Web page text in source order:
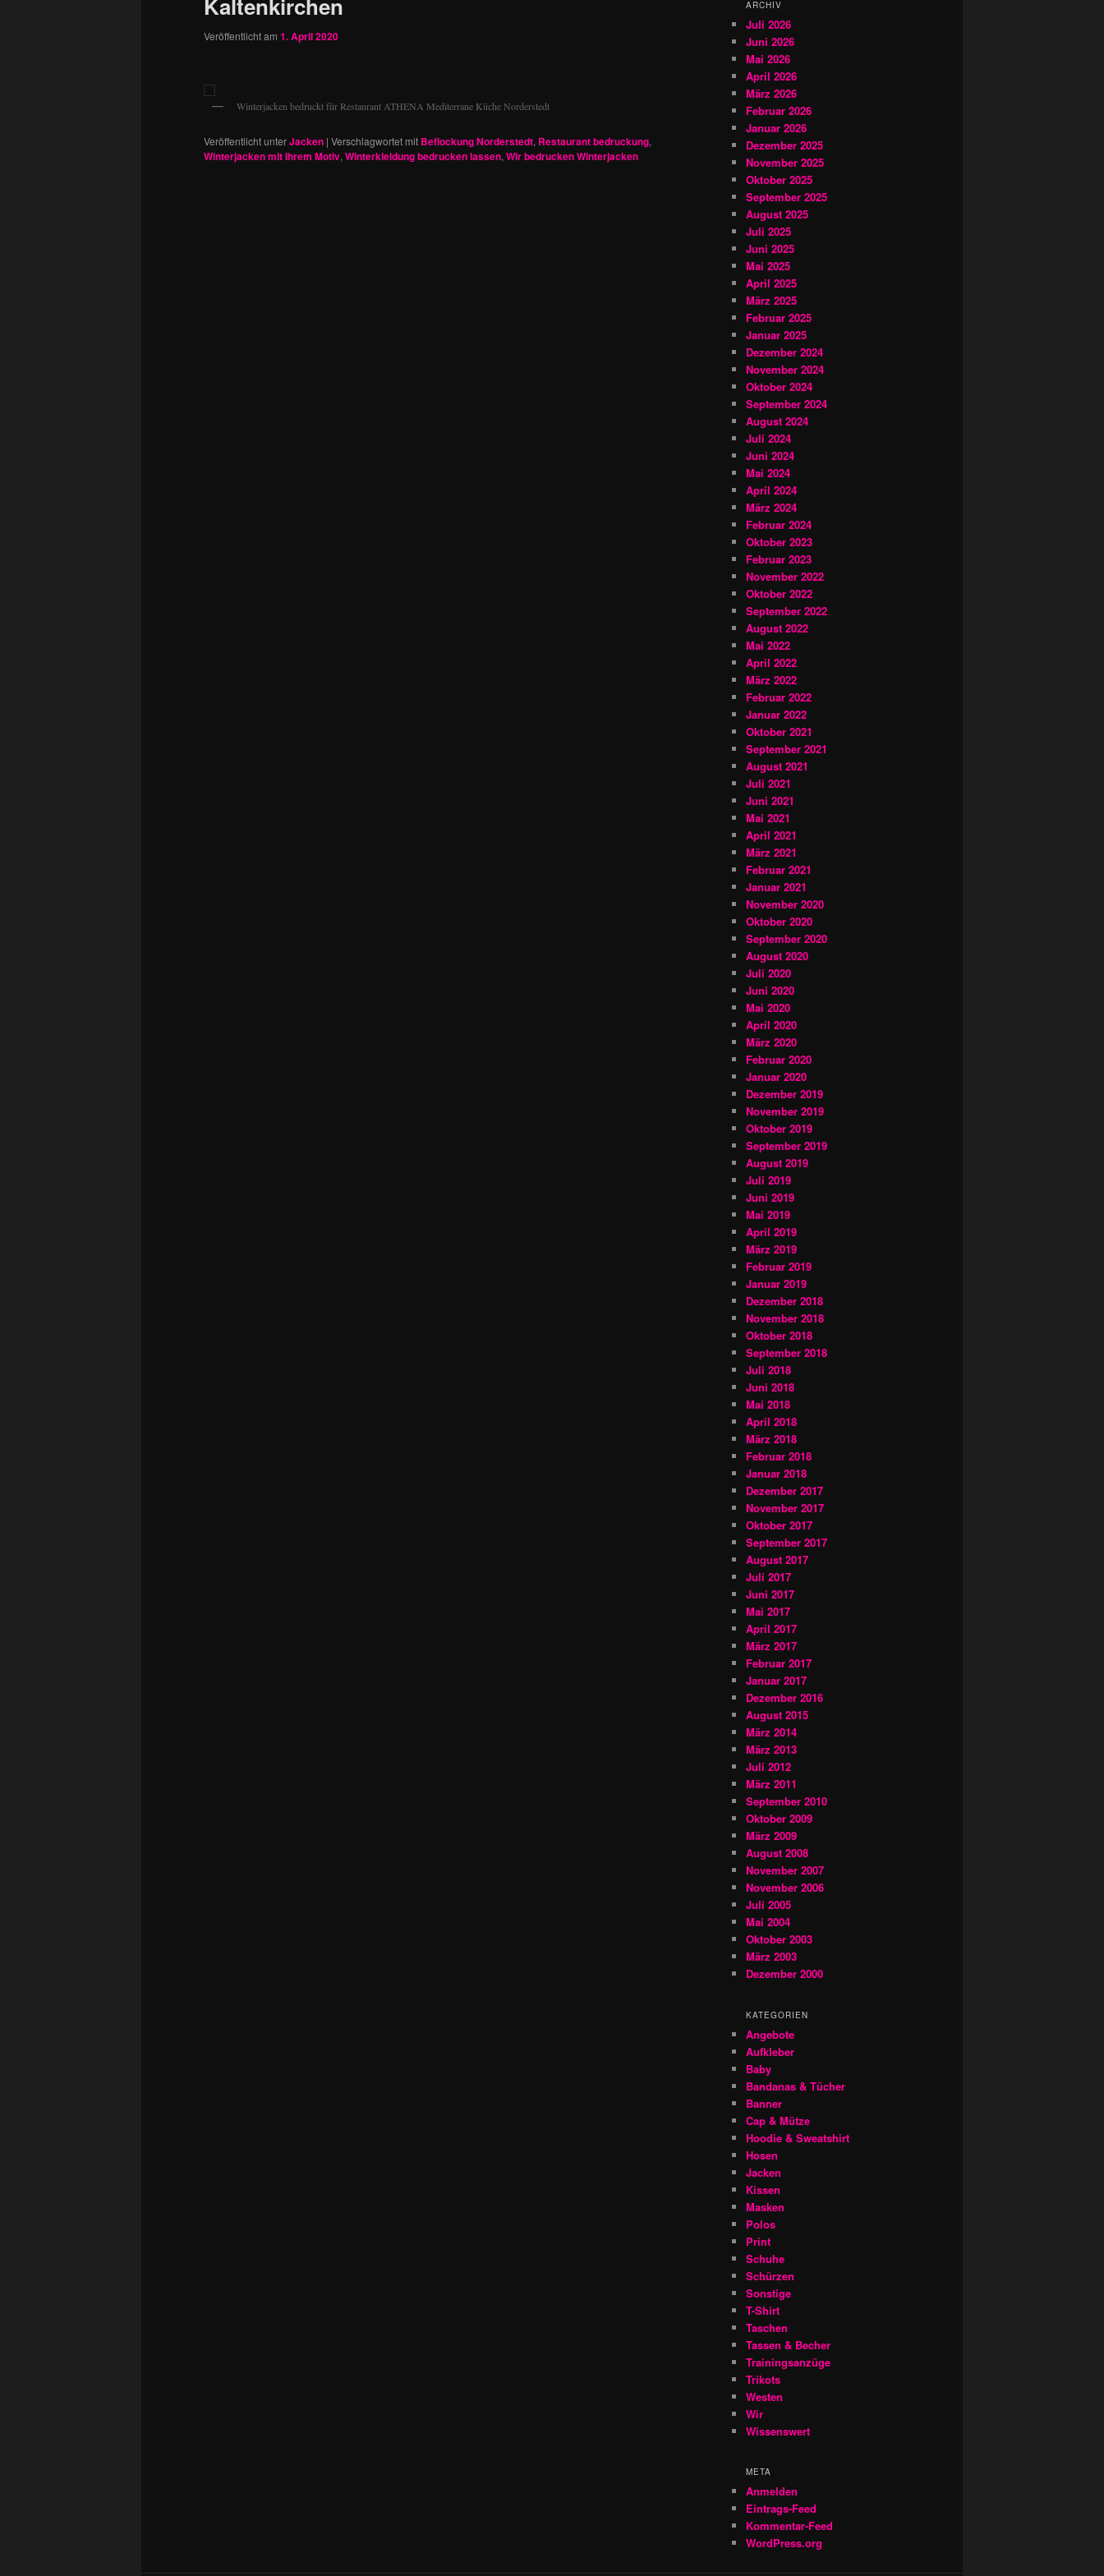
Kaltenkirchen
Veröffentlicht am 1. April 2020
Winterjacken bedruckt für Restaurant ATHENA Mediterrane Küche Norderstedt
Veröffentlicht unterJacken | Verschlagwortet mit Beflockung Norderstedt, Restaurant bedruckung,
Winterjacken mit Ihrem Motiv, Winterkleidung bedrucken lassen, Wir bedrucken Winterjacken
ARCHIV
Juli 2026
Juni 2026
Mai 2026
April 2026
März 2026
Februar 2026
Januar 2026
Dezember 2025
November 2025
Oktober 2025
September 2025
August 2025
Juli 2025
Juni 2025
Mai 2025
April 2025
März 2025
Februar 2025
Januar 2025
Dezember 2024
November 2024
Oktober 2024
September 2024
August 2024
Juli 2024
Juni 2024
Mai 2024
April 2024
März 2024
Februar 2024
Oktober 2023
Februar 2023
November 2022
Oktober 2022
September 2022
August 2022
Mai 2022
April 2022
März 2022
Februar 2022
Januar 2022
Oktober 2021
September 2021
August 2021
Juli 2021
Juni 2021
Mai 2021
April 2021
März 2021
Februar 2021
Januar 2021
November 2020
Oktober 2020
September 2020
August 2020
Juli 2020
Juni 2020
Mai 2020
April 2020
März 2020
Februar 2020
Januar 2020
Dezember 2019
November 2019
Oktober 2019
September 2019
August 2019
Juli 2019
Juni 2019
Mai 2019
April 2019
März 2019
Februar 2019
Januar 2019
Dezember 2018
November 2018
Oktober 2018
September 2018
Juli 2018
Juni 2018
Mai 2018
April 2018
März 2018
Februar 2018
Januar 2018
Dezember 2017
November 2017
Oktober 2017
September 2017
August 2017
Juli 2017
Juni 2017
Mai 2017
April 2017
März 2017
Februar 2017
Januar 2017
Dezember 2016
August 2015
März 2014
März 2013
Juli 2012
März 2011
September 2010
Oktober 2009
März 2009
August 2008
November 2007
November 2006
Juli 2005
Mai 2004
Oktober 2003
März 2003
Dezember 2000
KATEGORIEN
Angebote
Aufkleber
Baby
Bandanas & Tücher
Banner
Cap & Mütze
Hoodie & Sweatshirt
Hosen
Jacken
Kissen
Masken
Polos
Print
Schuhe
Schürzen
Sonstige
T-Shirt
Taschen
Tassen & Becher
Trainingsanzüge
Trikots
Westen
Wir
Wissenswert
META
Anmelden
Eintrags-Feed
Kommentar-Feed
WordPress.org